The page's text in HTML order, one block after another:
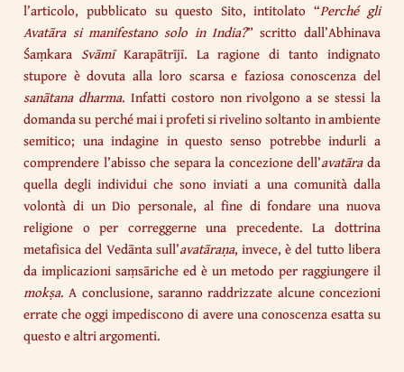
l’articolo, pubblicato su questo Sito, intitolato “Perché gli
Avatāra si manifestano solo in India?” scritto dall’Abhinava
Śaṃkara SvāmīKarapātrījī. La ragione di tanto indignato
stupore è dovuta alla loro scarsa e faziosa conoscenza del
sanātana dharma. Infatti costoro non rivolgono a se stessi la
domanda su perché mai i profeti si rivelino soltanto in ambiente
semitico; una indagine in questo senso potrebbe indurli a
comprendere l’abisso che separa la concezione dell’avatārada
quella degli individui che sono inviati a una comunità dalla
volontà di un Dio personale, al fine di fondare una nuova
religione o per correggerne una precedente. La dottrina
metafisica del Vedānta sull’avatāraṇa, invece, è del tutto libera
da implicazioni saṃsāriche ed è un metodo per raggiungere il
mokṣa. A conclusione, saranno raddrizzate alcune concezioni
errate che oggi impediscono di avere una conoscenza esatta su
questo e altri argomenti.